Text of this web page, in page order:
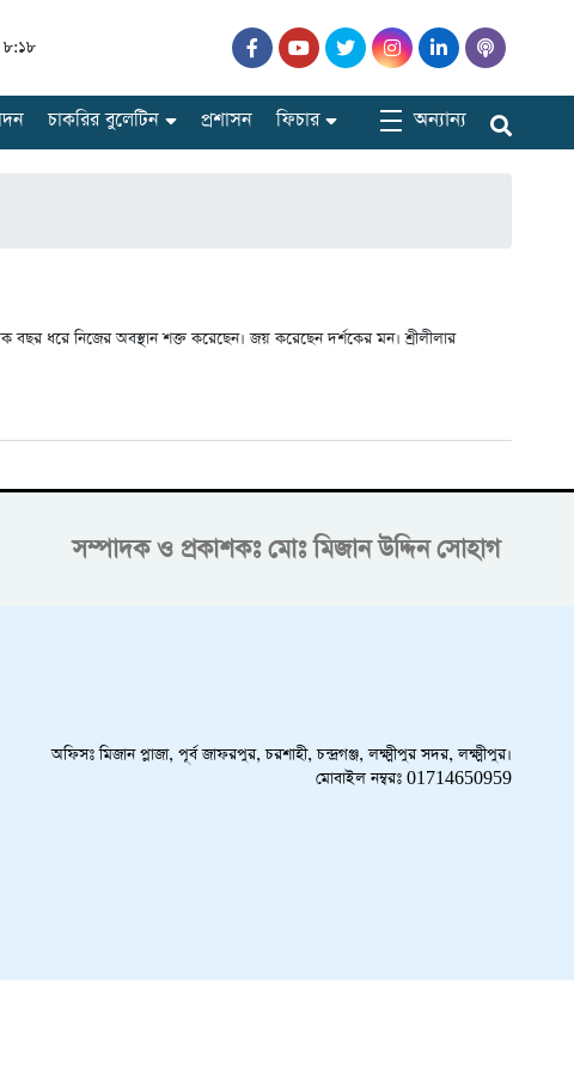
৮:১৮
চাকরির বুলেটিন প্রশাসন ফিচার অন্যান্য
বছর ধরে নিজের অবস্থান শক্ত করেছেন। জয় করেছেন দর্শকের মন। শ্রীলীলার
সম্পাদক ও প্রকাশকঃ মোঃ মিজান উদ্দিন সোহাগ
অফিসঃ মিজান প্লাজা, পূর্ব জাফরপুর, চরশাহী, চন্দ্রগঞ্জ, লক্ষ্মীপুর সদর, লক্ষ্মীপুর।
মোবাইল নম্বরঃ 01714650959